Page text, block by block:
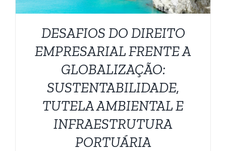
DESAFIOS DO DIREITO
EMPRESARIAL FRENTE A
GLOBALIZAÇÃO:
SUSTENTABILIDADE,
TUTELA AMBIENTAL E
INFRAESTRUTURA
PORTUÁRIA